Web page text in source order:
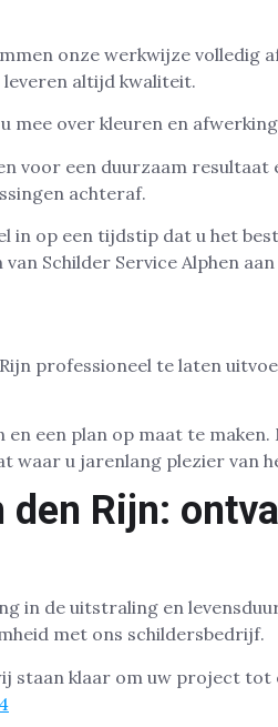
onze werkwijze volledig
altijd kwaliteit.
mee over kleuren en
voor een duurzaam resultaat
achteraf.
in op een tijdstip dat u het
Schilder Service Alphen aan
professioneel te laten
een plan op maat te
waar u jarenlang plezier van
Rijn:
in de uitstraling en
met ons schildersbedrijf.
staan klaar om uw project tot